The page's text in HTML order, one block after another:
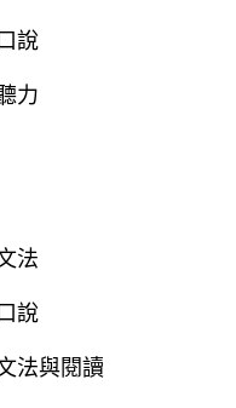
說
力
法
說
法與閱讀